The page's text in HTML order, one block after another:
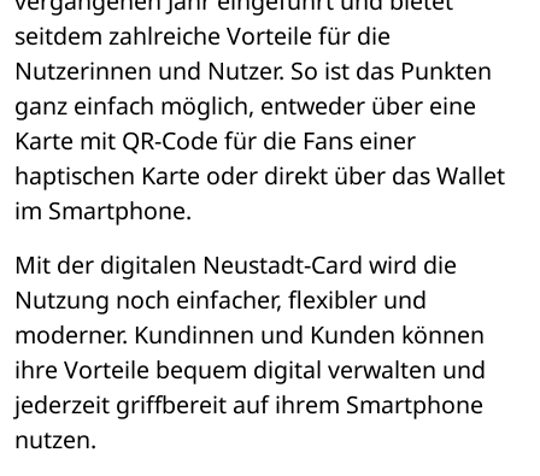
seitdem zahlreiche Vorteile für die
Nutzerinnen und Nutzer. So ist das Punkten
ganz einfach möglich, entweder über eine
Karte mit QR-Code für die Fans einer
haptischen Karte oder direkt über das Wallet
im Smartphone.
Mit der digitalen Neustadt-Card wird die
Nutzung noch einfacher, flexibler und
moderner. Kundinnen und Kunden können
ihre Vorteile bequem digital verwalten und
jederzeit griffbereit auf ihrem Smartphone
nutzen.